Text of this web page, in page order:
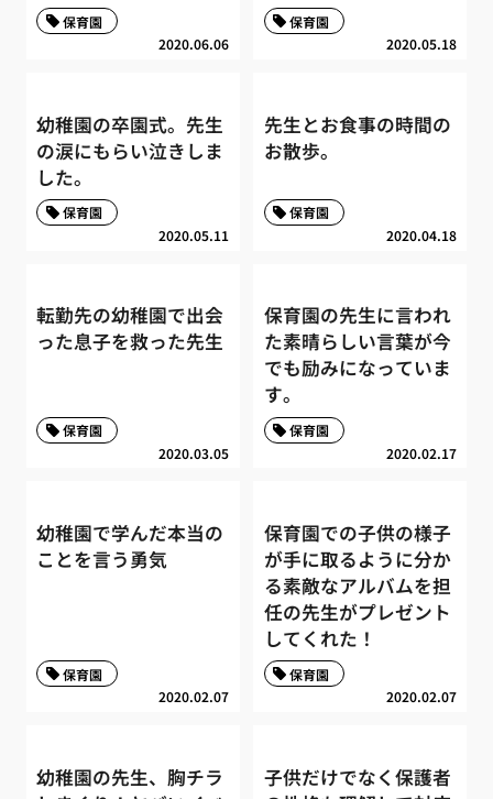
2020.06.06
保育園
2020.05.18
保育園
幼稚園の卒園式。先生
の涙にもらい泣きしま
した。
2020.05.11
保育園
先生とお食事の時間の
お散歩。
2020.04.18
保育園
転勤先の幼稚園で出会
った息子を救った先生
2020.03.05
保育園
保育園の先生に言われ
た素晴らしい言葉が今
でも励みになっていま
す。
2020.02.17
保育園
幼稚園で学んだ本当の
ことを言う勇気
2020.02.07
保育園
保育園での子供の様子
が手に取るように分か
る素敵なアルバムを担
任の先生がプレゼント
してくれた！
2020.02.07
保育園
幼稚園の先生、胸チラ
子供だけでなく保護者